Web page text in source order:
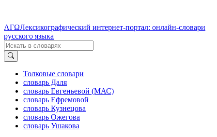
ΛΓΩЛексикографический интернет-портал: онлайн-словари
русского языка
Толковые словари
словарь Даля
словарь Евгеньевой (МАС)
словарь Ефремовой
словарь Кузнецова
словарь Ожегова
словарь Ушакова